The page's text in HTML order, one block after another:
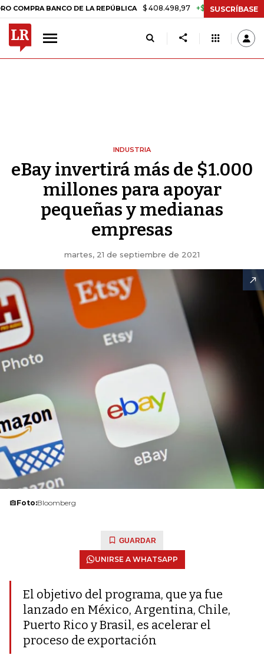
BANCO DE LA REPÚBLICA $ 408.498,97 +$ 8.753,81 +2,19%
SUSCRÍBASE
INDUSTRIA
eBay invertirá más de $1.000
millones para apoyar
pequeñas y medianas
empresas
martes, 21 de septiembre de 2021
Foto:Bloomberg
GUARDAR
UNIRSE A WHATSAPP
El objetivo del programa, que ya fue
lanzado en México, Argentina, Chile,
Puerto Rico y Brasil, es acelerar el
proceso de exportación